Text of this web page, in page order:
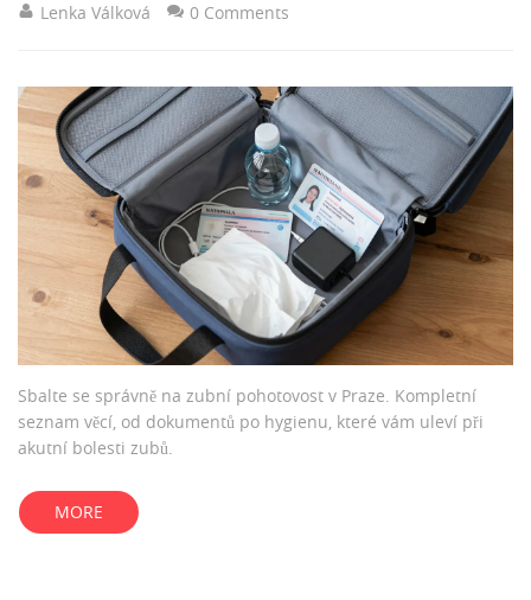
Lenka Válková 0 Comments
Sbalte se správně na zubní pohotovost v Praze. Kompletní
seznam věcí, od dokumentů po hygienu, které vám uleví při
akutní bolesti zubů.
MORE